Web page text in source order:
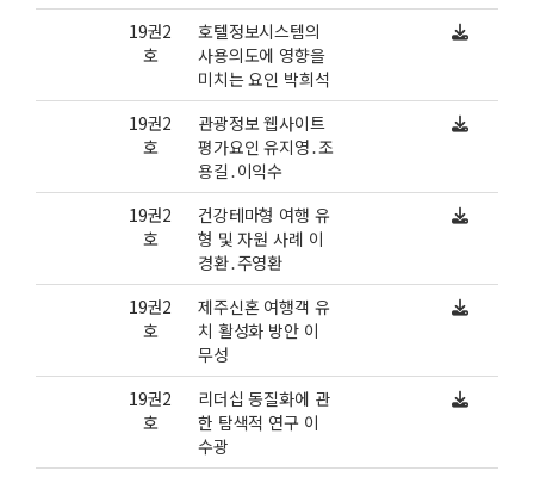
19권2
호
호텔정보시스템의
사용의도에 영향을
미치는 요인 박희석
19권2
호
관광정보 웹사이트
평가요인 유지영․조
용길․이익수
19권2
호
건강테마형 여행 유
형 및 자원 사례 이
경환․주영환
19권2
호
제주신혼 여행객 유
치 활성화 방안 이
무성
19권2
호
리더십 동질화에 관
한 탐색적 연구 이
수광